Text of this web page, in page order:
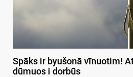
Spāks ir byušonā vīnuotim!
dūmuos i dorbūs